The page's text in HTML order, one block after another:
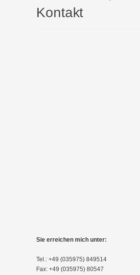
Kontakt
Sie erreichen mich unter:
Tel.: +49 (035975) 849514
Fax: +49 (035975) 80547